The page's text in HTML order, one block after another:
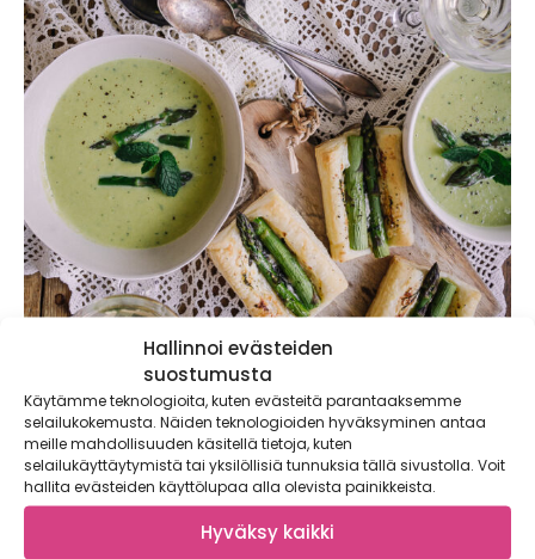
Hallinnoi evästeiden
suostumusta
Käytämme teknologioita, kuten evästeitä parantaaksemme
selailukokemusta. Näiden teknologioiden hyväksyminen antaa
meille mahdollisuuden käsitellä tietoja, kuten
selailukäyttäytymistä tai yksilöllisiä tunnuksia tällä sivustolla. Voit
hallita evästeiden käyttölupaa alla olevista painikkeista.
Hyväksy kaikki
Kuohkea parsakeitto ja
miniparsapiiraat